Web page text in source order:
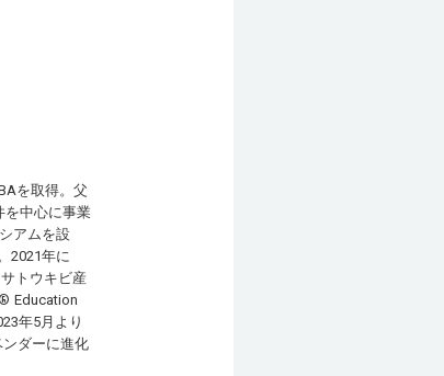
を取得。父
を中心に事業
アムを設
2021年に
トウキビ産
Education
年5月より
ダーに進化